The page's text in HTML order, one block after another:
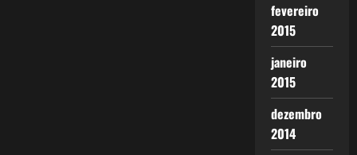
fevereiro
2015
janeiro
2015
dezembro
2014